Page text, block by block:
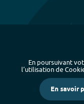
Plan du
Mentions légales et
En poursuivant
l’utilisation de
En savoir